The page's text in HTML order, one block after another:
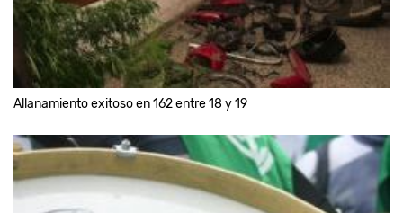
Allanamiento exitoso en 162 entre 18 y 19